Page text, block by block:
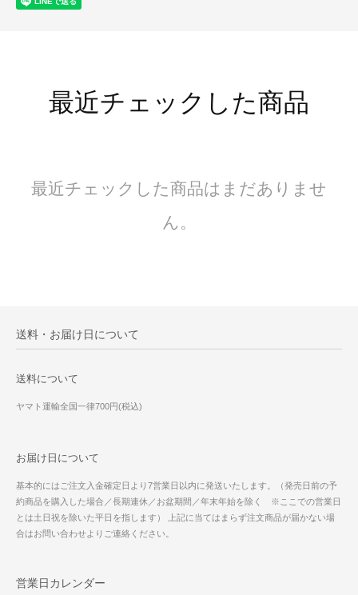
最近チェックした商品
最近チェックした商品はまだありませ
ん。
送料・お届け日について
送料について
ヤマト運輸全国一律700円(税込)
お届け日について
基本的にはご注文入金確定日より7営業日以内に発送いたします。（発売日前の予
約商品を購入した場合／長期連休／お盆期間／年末年始を除く ※ここでの営業日
とは土日祝を除いた平日を指します） 上記に当てはまらず注文商品が届かない場
合はお問い合わせよりご連絡ください。
営業日カレンダー